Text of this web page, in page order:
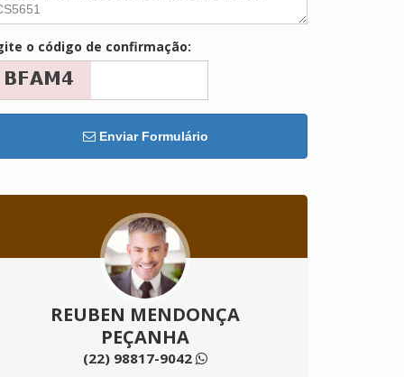
o código de confirmação:
Enviar Formulário
REUBEN MENDONÇA
PEÇANHA
(22) 98817-9042